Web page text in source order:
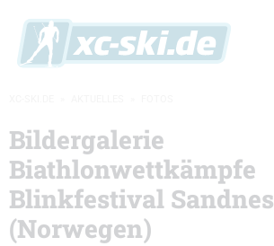
Bildergalerie
Biathlonwettkämpfe
Blinkfestival Sandnes
(Norwegen)